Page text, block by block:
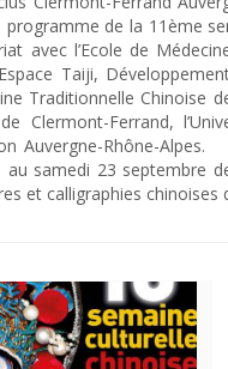
de la 11ème
avec l’Ecole de
Taiji,
Traditionnelle Chinoise
Clermont-Ferrand,
Auvergne-Rhône-
au samedi 23 septembre
et calligraphies chinoises